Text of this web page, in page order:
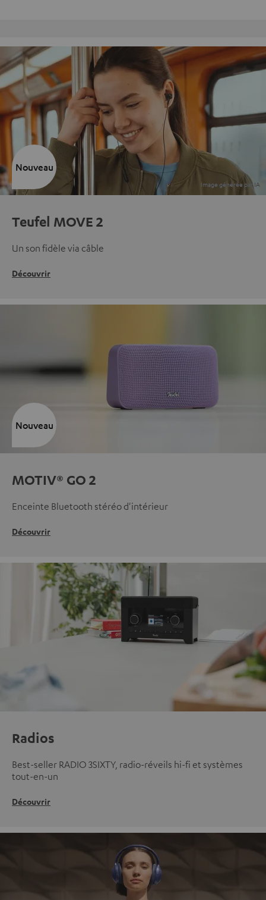
Teufel MOVE 2
Un son fidèle via câble
Découvrir
Nouveau
MOTIV® GO 2
Enceinte Bluetooth stéréo d'intérieur
Découvrir
Nouveau
Radios
Best-seller RADIO 3SIXTY, radio-réveils hi-fi et systèmes
tout-en-un
Découvrir